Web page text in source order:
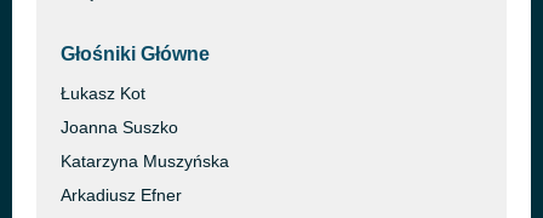
Głośniki Główne
Łukasz Kot
Joanna Suszko
Katarzyna Muszyńska
Arkadiusz Efner